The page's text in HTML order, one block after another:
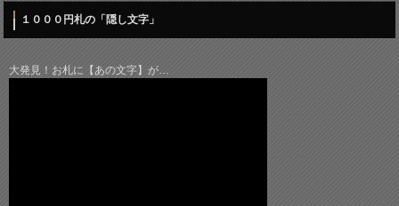
１０００円札の「隠し文字」
大発見！お札に【あの文字】が…